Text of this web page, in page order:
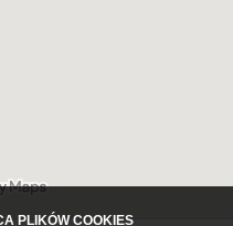
PLIKÓW COOKIES